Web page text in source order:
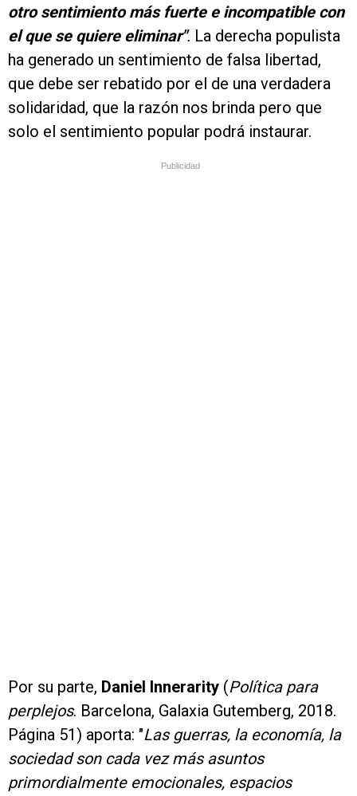
otro sentimiento más fuerte e incompatible con
el que se quiere eliminar". La derecha populista
ha generado un sentimiento de falsa libertad,
que debe ser rebatido por el de una verdadera
solidaridad, que la razón nos brinda pero que
solo el sentimiento popular podrá instaurar.
Publicidad
Por su parte, Daniel Innerarity (Política para
perplejos. Barcelona, Galaxia Gutemberg, 2018.
Página 51) aporta: "Las guerras, la economía, la
sociedad son cada vez más asuntos
primordialmente emocionales, espacios